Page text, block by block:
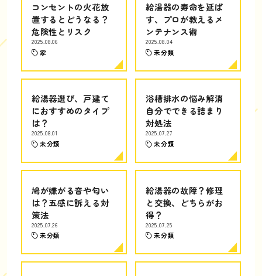
コンセントの火花放
置するとどうなる？
危険性とリスク
2025.08.06
家
給湯器の寿命を延ば
す、プロが教えるメ
ンテナンス術
2025.08.04
未分類
給湯器選び、戸建て
におすすめのタイプ
は？
2025.08.01
未分類
浴槽排水の悩み解消
自分でできる詰まり
対処法
2025.07.27
未分類
鳩が嫌がる音や匂い
は？五感に訴える対
策法
2025.07.26
未分類
給湯器の故障？修理
と交換、どちらがお
得？
2025.07.25
未分類